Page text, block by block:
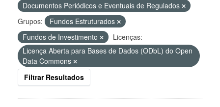
Documentos Periódicos e Eventuais de Regulados
Grupos:
Fundos Estruturados
Fundos de Investimento
Licenças:
Licença Aberta para Bases de Dados (ODbL) do Open
Data Commons
Filtrar Resultados